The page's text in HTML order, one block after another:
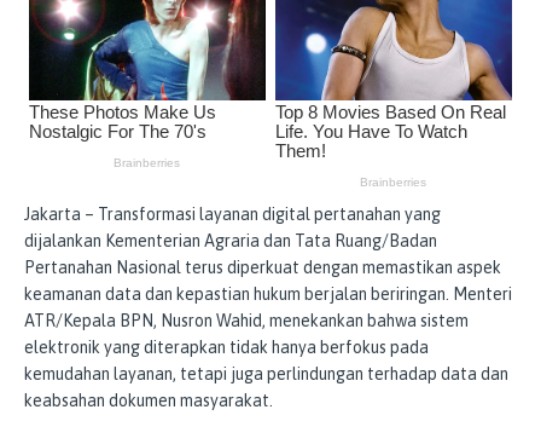
Jakarta – Transformasi layanan digital pertanahan yang
dijalankan Kementerian Agraria dan Tata Ruang/Badan
Pertanahan Nasional terus diperkuat dengan memastikan aspek
keamanan data dan kepastian hukum berjalan beriringan. Menteri
ATR/Kepala BPN, Nusron Wahid, menekankan bahwa sistem
elektronik yang diterapkan tidak hanya berfokus pada
kemudahan layanan, tetapi juga perlindungan terhadap data dan
keabsahan dokumen masyarakat.